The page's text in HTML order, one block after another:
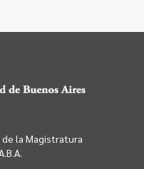
la Magistratura